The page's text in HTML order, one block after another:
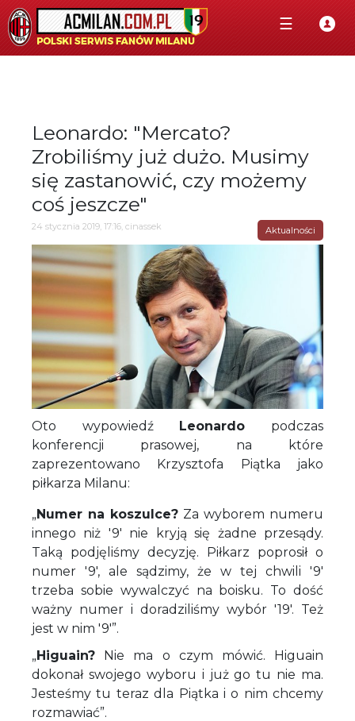
☰
Leonardo: "Mercato?
Zrobiliśmy już dużo. Musimy
się zastanowić, czy możemy
coś jeszcze"
24 stycznia 2019, 17:16, cinassek Aktualności
Oto wypowiedź Leonardo podczas
konferencji prasowej, na które
zaprezentowano Krzysztofa Piątka jako
piłkarza Milanu:
„Numer na koszulce? Za wyborem numeru
innego niż '9' nie kryją się żadne przesądy.
Taką podjęliśmy decyzję. Piłkarz poprosił o
numer '9', ale sądzimy, że w tej chwili '9'
trzeba sobie wywalczyć na boisku. To dość
ważny numer i doradziliśmy wybór '19'. Też
jest w nim '9'”.
„Higuain? Nie ma o czym mówić. Higuain
dokonał swojego wyboru i już go tu nie ma.
Jesteśmy tu teraz dla Piątka i o nim chcemy
rozmawiać”.